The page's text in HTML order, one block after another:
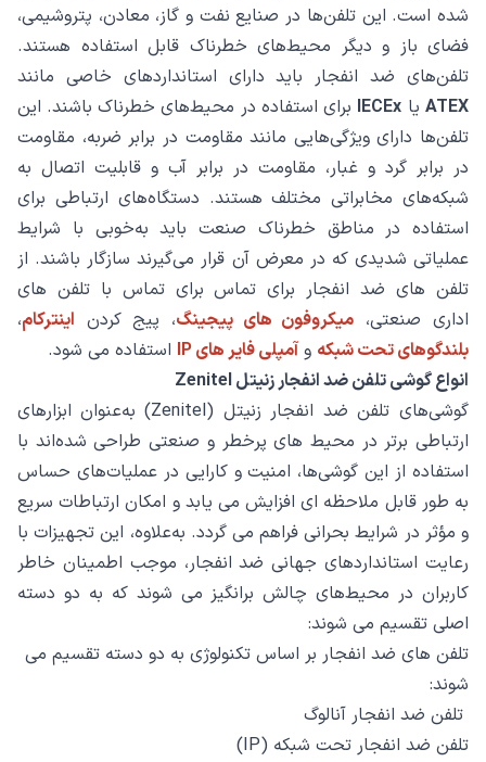
شده است. این تلفن‌ها در صنایع نفت و گاز، معادن، پتروشیمی،
فضای باز و دیگر محیط‌های خطرناک قابل استفاده هستند.
تلفن‌های ضد انفجار باید دارای استانداردهای خاصی مانند
ATEX یا IECEx برای استفاده در محیط‌های خطرناک باشند. این
تلفن‌ها دارای ویژگی‌هایی مانند مقاومت در برابر ضربه، مقاومت
در برابر گرد و غبار، مقاومت در برابر آب و قابلیت اتصال به
شبکه‌های مخابراتی مختلف هستند. دستگاه‌های ارتباطی برای
استفاده در مناطق خطرناک صنعت باید به‌خوبی با شرایط
عملیاتی شدیدی که در معرض آن قرار می‌گیرند سازگار باشند. از
تلفن های ضد انفجار برای تماس برای تماس با تلفن های
اداری صنعتی، میکروفون های پیجینگ، پیج کردن اینترکام،
بلندگوهای تحت شبکه و آمپلی فایر های IP
استفاده می شود.
انواع گوشی تلفن ضد انفجار زنیتل Zenitel
گوشی‌های تلفن ضد انفجار زنیتل (Zenitel) به‌عنوان ابزارهای
ارتباطی برتر در محیط ‌های پرخطر و صنعتی طراحی شده‌اند با
استفاده از این گوشی‌ها، امنیت و کارایی در عملیات‌های حساس
به ‌طور قابل ملاحظه ‌ای افزایش می‌ یابد و امکان ارتباطات سریع
و مؤثر در شرایط بحرانی فراهم می ‌گردد. به‌علاوه، این تجهیزات با
رعایت استانداردهای جهانی ضد انفجار، موجب اطمینان خاطر
کاربران در محیط‌های چالش ‌برانگیز می‌ شوند که به دو دسته
اصلی تقسیم می ‌شوند:
تلفن های ضد انفجار بر اساس تکنولوژی به دو دسته تقسیم می
شوند:
تلفن ضد انفجار آنالوگ
تلفن ضد انفجار تحت شبکه (IP)